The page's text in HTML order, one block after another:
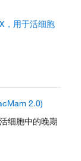
，用于活细胞
2.0)
细胞中的晚期